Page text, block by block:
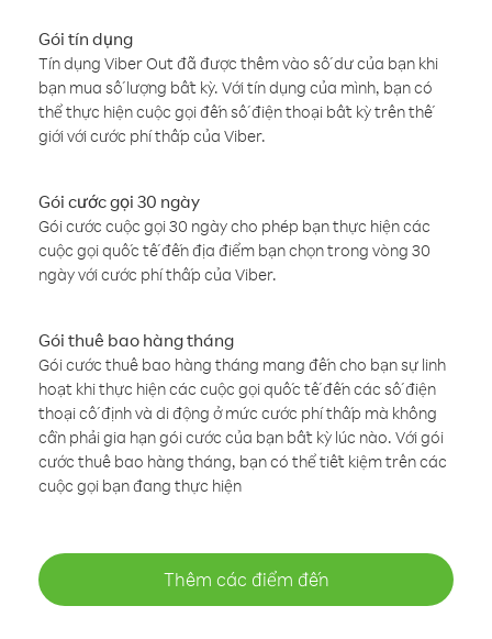
Gói tín dụng
Tín dụng Viber Out đã được thêm vào số dư của bạn khi
bạn mua số lượng bất kỳ. Với tín dụng của mình, bạn có
thể thực hiện cuộc gọi đến số điện thoại bất kỳ trên thế
giới với cước phí thấp của Viber.
Gói cước gọi 30 ngày
Gói cước cuộc gọi 30 ngày cho phép bạn thực hiện các
cuộc gọi quốc tế đến địa điểm bạn chọn trong vòng 30
ngày với cước phí thấp của Viber.
Gói thuê bao hàng tháng
Gói cước thuê bao hàng tháng mang đến cho bạn sự linh
hoạt khi thực hiện các cuộc gọi quốc tế đến các số điện
thoại cố định và di động ở mức cước phí thấp mà không
cần phải gia hạn gói cước của bạn bất kỳ lúc nào. Với gói
cước thuê bao hàng tháng, bạn có thể tiết kiệm trên các
cuộc gọi bạn đang thực hiện
Thêm các điểm đến